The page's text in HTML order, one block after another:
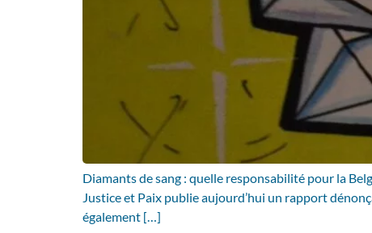
Diamants de sang : quelle responsabilité pour la
Justice et Paix publie aujourd’hui un rapport
également […]